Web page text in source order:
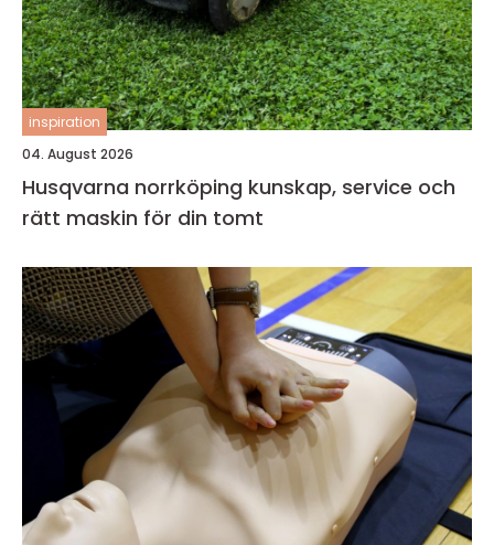
inspiration
04. August 2026
Husqvarna norrköping kunskap, service och
rätt maskin för din tomt